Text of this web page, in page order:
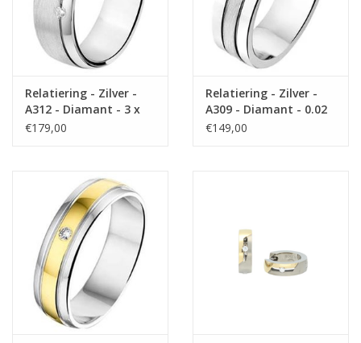
Relatiering - Zilver -
A312 - Diamant - 3 x
0.01 crt / H/Si - 6.0 mm
€179,00
Relatiering - Zilver -
A309 - Diamant - 0.02
crt / H/Si - 6.0 mm
€149,00